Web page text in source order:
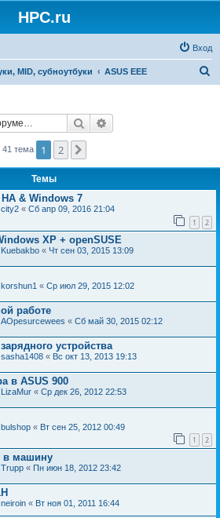
HPC.ru
Вход
MID, субноутбуки ASUS EEE
Поиск
41 тема 1 2
Темы
& Windows 7
city2 « Сб апр 09, 2016 21:04
1 2
XP + openSUSE
Kuebakbo « Чт сен 03, 2015 13:09
korshun1 « Ср июл 29, 2015 12:02
работе
AOpesurcewees « Сб май 30, 2015 02:12
устройства
sasha1408 « Вс окт 13, 2013 19:13
в ASUS 900
LizaMur « Ср дек 26, 2012 22:53
bulshop « Вт сен 25, 2012 00:49
1 2
в машину
Trupp « Пн июн 18, 2012 23:42
neiroin « Вт ноя 01, 2011 16:44